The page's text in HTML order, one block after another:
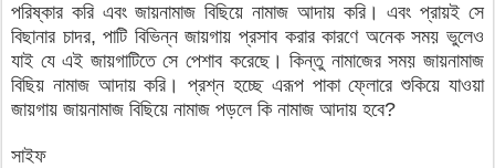
পরিষ্কার করি এবং জায়নামাজ বিছিয়ে নামাজ আদায় করি। এবং প্রায়ই সে
বিছানার চাদর, পাটি বিভিন্ন জায়গায় প্রসাব করার কারণে অনেক সময় ভুলেও
যাই যে এই জায়গাটিতে সে পেশাব করেছে। কিন্তু নামাজের সময় জায়নামাজ
বিছিয় নামাজ আদায় করি। প্রশ্ন হচ্ছে এরূপ পাকা ফ্লোরে শুকিয়ে যাওয়া
জায়গায় জায়নামাজ বিছিয়ে নামাজ পড়লে কি নামাজ আদায় হবে?
সাইফ